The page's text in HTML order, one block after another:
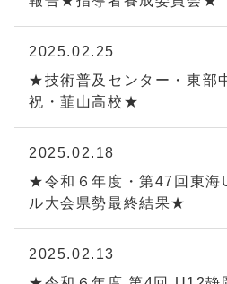
2025.02.25
★技術普及センター・東
祝・韮山高校★
2025.02.18
★令和６年度・第47回東海
ル大会県勢最終結果★
2025.02.13